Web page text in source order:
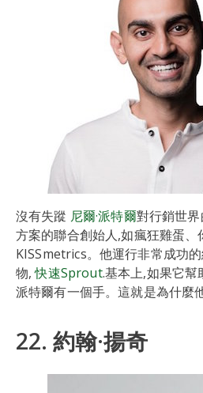
沒有失蹤 尼爾·派特爾對行銷世
方案的聯合創始人,如瘋狂雞蛋、
KISSmetrics。他運行非常成功
物,快速Sprout.基本上,如果它
派特爾有一個手。這就是為什麼
22. 約翰·揚奇